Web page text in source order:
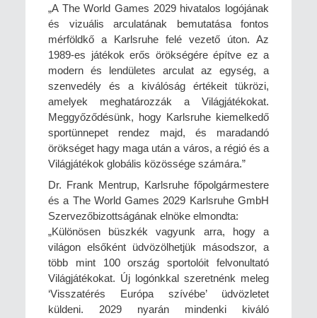
„A The World Games 2029 hivatalos logójának
és vizuális arculatának bemutatása fontos
mérföldkő a Karlsruhe felé vezető úton. Az
1989-es játékok erős örökségére építve ez a
modern és lendületes arculat az egység, a
szenvedély és a kiválóság értékeit tükrözi,
amelyek meghatározzák a Világjátékokat.
Meggyőződésünk, hogy Karlsruhe kiemelkedő
sportünnepet rendez majd, és maradandó
örökséget hagy maga után a város, a régió és a
Világjátékok globális közössége számára.”
Dr. Frank Mentrup, Karlsruhe főpolgármestere
és a The World Games 2029 Karlsruhe GmbH
Szervezőbizottságának elnöke elmondta:
„Különösen büszkék vagyunk arra, hogy a
világon elsőként üdvözölhetjük másodszor, a
több mint 100 ország sportolóit felvonultató
Világjátékokat. Új logónkkal szeretnénk meleg
‘Visszatérés Európa szívébe’ üdvözletet
küldeni. 2029 nyarán mindenki kiváló